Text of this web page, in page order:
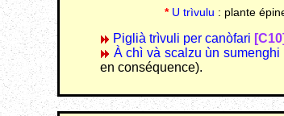
* U trìvulu : plante
Piglià trìvuli per canòfari [C10]
À chì và scalzu ùn sumenghi
en conséquence).